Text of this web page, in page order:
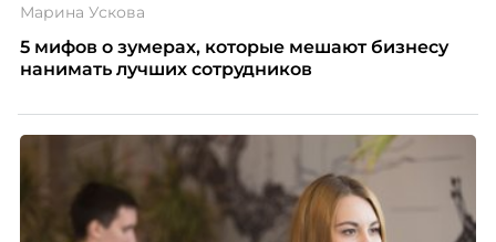
Марина Ускова
5 мифов о зумерах, которые мешают бизнесу
нанимать лучших сотрудников